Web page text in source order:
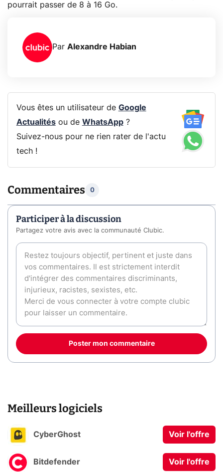
pourrait passer de 8 à 16 Go.
Par Alexandre Habian
Vous êtes un utilisateur de Google
Actualitésou de WhatsApp?
Suivez-nous pour ne rien rater de l'actu
tech !
Commentaires 0
Participer à la discussion
Partagez votre avis avec la communauté Clubic.
Poster mon commentaire
Meilleurs logiciels
CyberGhost Voir l'offre
Bitdefender Voir l'offre